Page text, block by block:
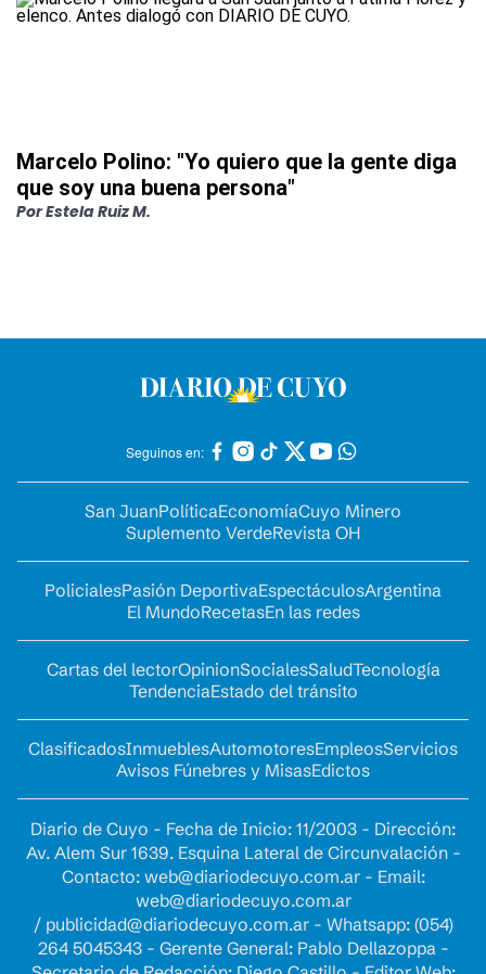
Marcelo Polino: "Yo quiero que la gente diga
que soy una buena persona"
PorEstela Ruiz M.
Seguinos en:
San JuanPolíticaEconomíaCuyo Minero
Suplemento VerdeRevista OH
PolicialesPasión DeportivaEspectáculosArgentina
El MundoRecetasEn las redes
Cartas del lectorOpinionSocialesSaludTecnología
TendenciaEstado del tránsito
ClasificadosInmueblesAutomotoresEmpleosServicios
Avisos Fúnebres y MisasEdictos
Diario de Cuyo - Fecha de Inicio: 11/2003 - Dirección:
Av. Alem Sur 1639. Esquina Lateral de Circunvalación -
Contacto: web@diariodecuyo.com.ar- Email:
web@diariodecuyo.com.ar
/ publicidad@diariodecuyo.com.ar- Whatsapp: (054)
264 5045343 - Gerente General: Pablo Dellazoppa -